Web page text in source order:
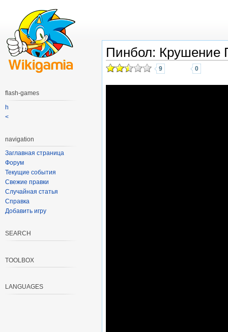
Пинбол: Крушение
9 0
flash-games
h
<
navigation
Заглавная страница
Форум
Текущие события
Свежие правки
Случайная статья
Справка
Добавить игру
SEARCH
TOOLBOX
LANGUAGES